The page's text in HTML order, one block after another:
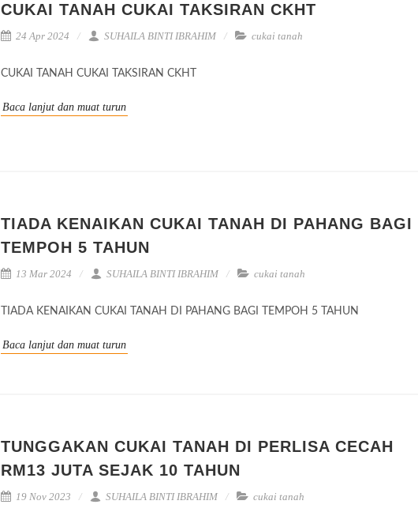
CUKAI TANAH CUKAI TAKSIRAN CKHT
24 Apr 2024 SUHAILA BINTI IBRAHIM cukai tanah
CUKAI TANAH CUKAI TAKSIRAN CKHT
Baca lanjut dan muat turun
TIADA KENAIKAN CUKAI TANAH DI PAHANG BAGI
TEMPOH 5 TAHUN
13 Mar 2024 SUHAILA BINTI IBRAHIM cukai tanah
TIADA KENAIKAN CUKAI TANAH DI PAHANG BAGI TEMPOH 5 TAHUN
Baca lanjut dan muat turun
TUNGGAKAN CUKAI TANAH DI PERLISA CECAH
RM13 JUTA SEJAK 10 TAHUN
19 Nov 2023 SUHAILA BINTI IBRAHIM cukai tanah